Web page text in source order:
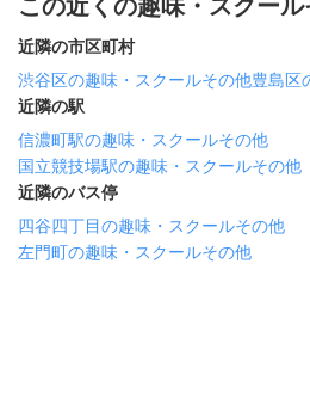
この近くの趣味・スクー
近隣の市区町村
渋谷区の趣味・スクールその他豊島区
近隣の駅
信濃町駅の趣味・スクールその他
国立競技場駅の趣味・スクールその他
近隣のバス停
四谷四丁目の趣味・スクールその他
左門町の趣味・スクールその他